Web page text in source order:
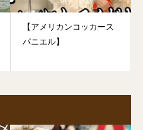
【アメリカンコッカース
パニエル】